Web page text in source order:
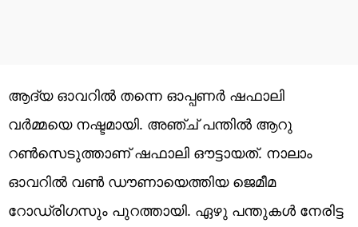
ആദ്യ ഓവറില്‍ തന്നെ ഓപ്പണര്‍ ഷഫാലി
വര്‍മ്മയെ നഷ്ടമായി. അഞ്ച് പന്തില്‍ ആറു
റണ്‍സെടുത്താണ് ഷഫാലി ഔട്ടായത്. നാലാം
ഓവറില്‍ വണ്‍ ഡൗണായെത്തിയ ജെമീമ
റോഡ്രിഗസും പുറത്തായി. ഏഴു പന്തുകള്‍ നേരിട്ട